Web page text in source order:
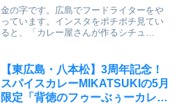
ェでこだわりのカレーを体験
【2024.12】
金の字です。広島でフードライターをや
っています。インスタをポチポチ見てい
ると、「カレー屋さんが作るシチュ
mitomuya(みとむや)さんヘ安佐南区はカ
レーの激戦区でもあります...
【東広島・八本松】3周年記念！
スパイスカレーMIKATSUKIの5月
限定「背徳のフゥーぶぅーカレ